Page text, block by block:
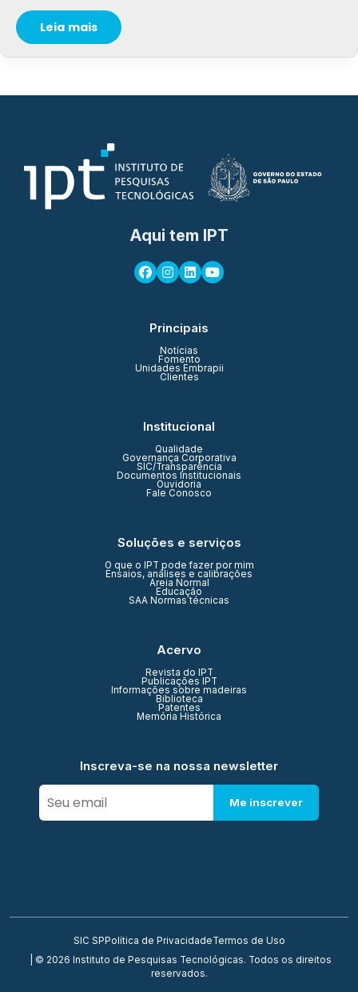
Leia mais
Aqui tem IPT
Principais
Notícias
Fomento
Unidades Embrapii
Clientes
Institucional
Qualidade
Governança Corporativa
SIC/Transparência
Documentos Institucionais
Ouvidoria
Fale Conosco
Soluções e serviços
O que o IPT pode fazer por mim
Ensaios, análises e calibrações
Areia Normal
Educação
SAA Normas técnicas
Acervo
Revista do IPT
Publicações IPT
Informações sobre madeiras
Biblioteca
Patentes
Memória Histórica
Inscreva-se na nossa newsletter
Me inscrever
SIC SP Política de PrivacidadeTermos de Uso
| © 2026 Instituto de Pesquisas Tecnológicas. Todos os direitos
reservados.